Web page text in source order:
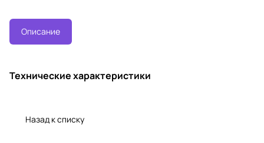
Описание
Технические характеристики
Назад к списку